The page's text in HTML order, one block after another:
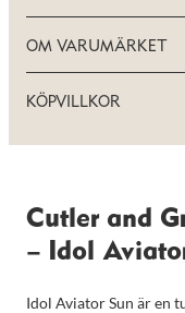
OM VARUMÄRKET
KÖPVILLKOR
Cutler and
– Idol
Idol Aviator Sun är en